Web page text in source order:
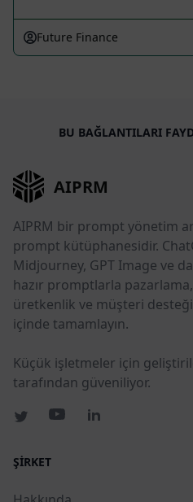
Future Finance
BU BAĞLANTILARI
AIPRM
AIPRM bir prompt yönetim
prompt kütüphanesidir.
Midjourney, GPT Image ve
hazır promptlarla
üretkenlik ve müşteri
içinde tamamlayın.
Küçük işletmeler için
tarafından güveniliyor.
ŞIRKET